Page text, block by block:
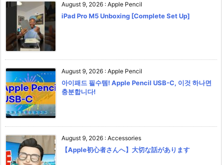
August 9, 2026 : Apple Pencil
iPad Pro M5 Unboxing [Complete Set Up]
August 9, 2026 : Apple Pencil
아이패드 필수템! Apple Pencil USB-C, 이것 하나면
충분합니다!
August 9, 2026 : Accessories
【Apple初心者さんへ】大切な話があります